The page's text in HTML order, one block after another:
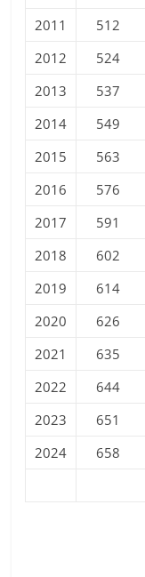
2011
512
2012
524
2013
537
2014
549
2015
563
2016
576
2017
591
2018
602
2019
614
2020
626
2021
635
2022
644
2023
651
2024
658